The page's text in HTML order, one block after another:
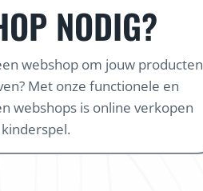
NODIG?
webshop om jouw producten
Met onze functionele en
webshops is online verkopen
kinderspel.